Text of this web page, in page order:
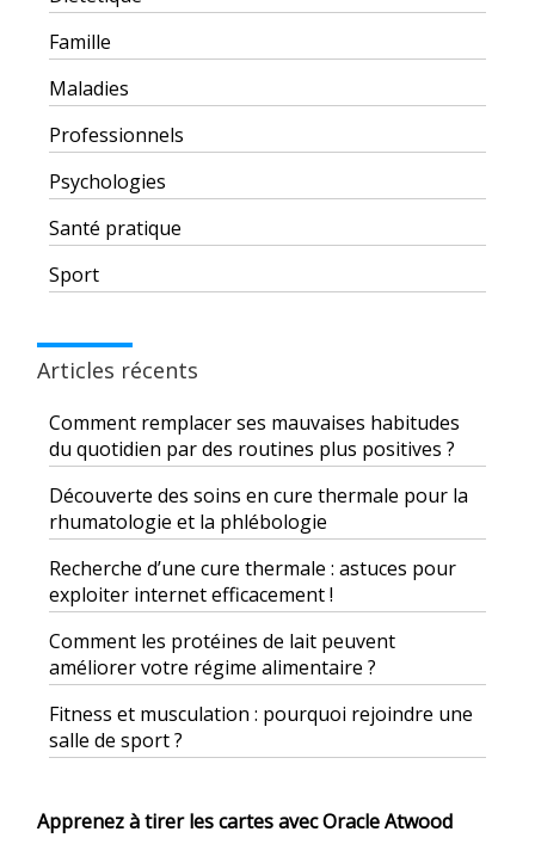
Famille
Maladies
Professionnels
Psychologies
Santé pratique
Sport
Articles récents
Comment remplacer ses mauvaises habitudes
du quotidien par des routines plus positives ?
Découverte des soins en cure thermale pour la
rhumatologie et la phlébologie
Recherche d’une cure thermale : astuces pour
exploiter internet efficacement !
Comment les protéines de lait peuvent
améliorer votre régime alimentaire ?
Fitness et musculation : pourquoi rejoindre une
salle de sport ?
Apprenez à tirer les cartes avec Oracle Atwood